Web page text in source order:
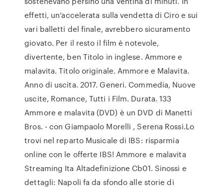
effetti, un’accelerata sulla vendetta di Ciro e sui
vari balletti del finale, avrebbero sicuramento
giovato. Per il resto il film è notevole,
divertente, ben Titolo in inglese. Ammore e
malavita. Titolo originale. Ammore e Malavita.
Anno di uscita. 2017. Generi. Commedia, Nuove
uscite, Romance, Tutti i Film. Durata. 133
Ammore e malavita (DVD) è un DVD di Manetti
Bros. - con Giampaolo Morelli , Serena Rossi.Lo
trovi nel reparto Musicale di IBS: risparmia
online con le offerte IBS! Ammore e malavita
Streaming Ita Altadefinizione Cb01. Sinossi e
dettagli: Napoli fa da sfondo alle storie di